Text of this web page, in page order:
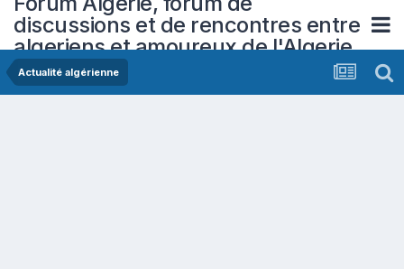
discussions et de rencontres entre
algeriens et amoureux de l'Algerie
Actualité algérienne